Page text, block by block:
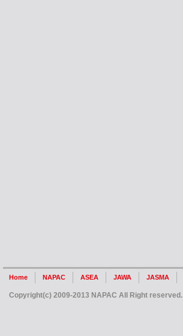
Home NAPAC ASEA JAWA JASMA
Copyright(c) 2009-2013 NAPAC All Right reserved.